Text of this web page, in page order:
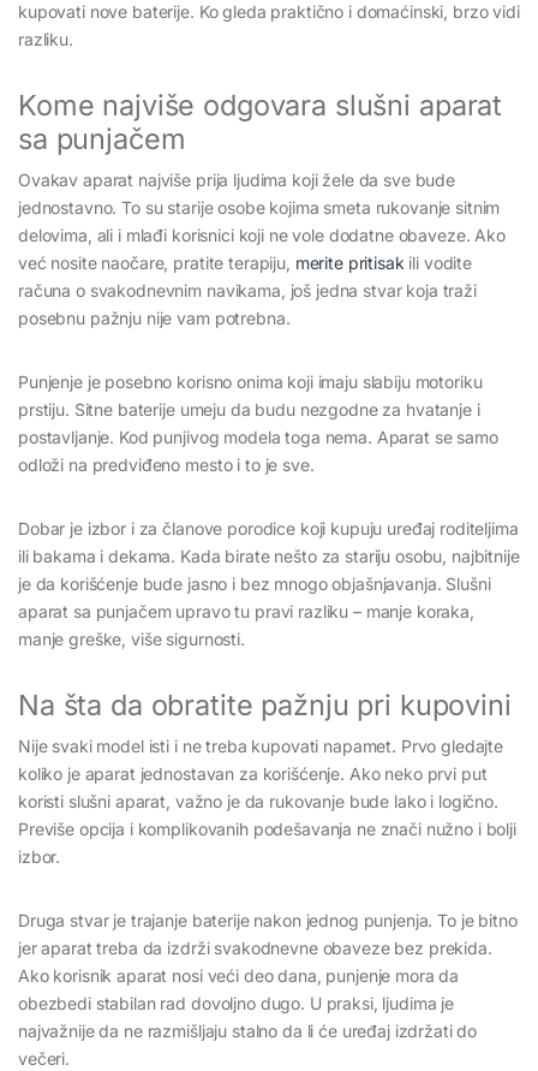
kupovati nove baterije. Ko gleda praktično i domaćinski, brzo vidi
razliku.
Kome najviše odgovara slušni aparat
sa punjačem
Ovakav aparat najviše prija ljudima koji žele da sve bude
jednostavno. To su starije osobe kojima smeta rukovanje sitnim
delovima, ali i mlađi korisnici koji ne vole dodatne obaveze. Ako
već nosite naočare, pratite terapiju, merite pritisakili vodite
računa o svakodnevnim navikama, još jedna stvar koja traži
posebnu pažnju nije vam potrebna.
Punjenje je posebno korisno onima koji imaju slabiju motoriku
prstiju. Sitne baterije umeju da budu nezgodne za hvatanje i
postavljanje. Kod punjivog modela toga nema. Aparat se samo
odloži na predviđeno mesto i to je sve.
Dobar je izbor i za članove porodice koji kupuju uređaj roditeljima
ili bakama i dekama. Kada birate nešto za stariju osobu, najbitnije
je da korišćenje bude jasno i bez mnogo objašnjavanja. Slušni
aparat sa punjačem upravo tu pravi razliku – manje koraka,
manje greške, više sigurnosti.
Na šta da obratite pažnju pri kupovini
Nije svaki model isti i ne treba kupovati napamet. Prvo gledajte
koliko je aparat jednostavan za korišćenje. Ako neko prvi put
koristi slušni aparat, važno je da rukovanje bude lako i logično.
Previše opcija i komplikovanih podešavanja ne znači nužno i bolji
izbor.
Druga stvar je trajanje baterije nakon jednog punjenja. To je bitno
jer aparat treba da izdrži svakodnevne obaveze bez prekida.
Ako korisnik aparat nosi veći deo dana, punjenje mora da
obezbedi stabilan rad dovoljno dugo. U praksi, ljudima je
najvažnije da ne razmišljaju stalno da li će uređaj izdržati do
večeri.